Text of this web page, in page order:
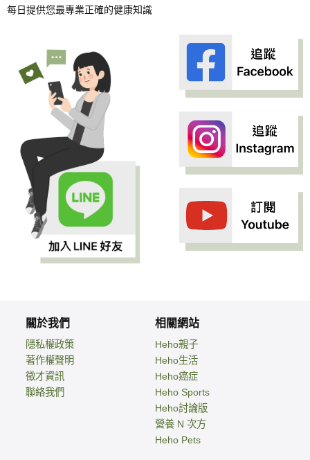
每日提供您最專業正確的健康知識
關於我們
隱私權政策
著作權聲明
徵才資訊
聯絡我們
相關網站
Heho親子
Heho生活
Heho癌症
Heho Sports
Heho討論版
營養 N 次方
Heho Pets